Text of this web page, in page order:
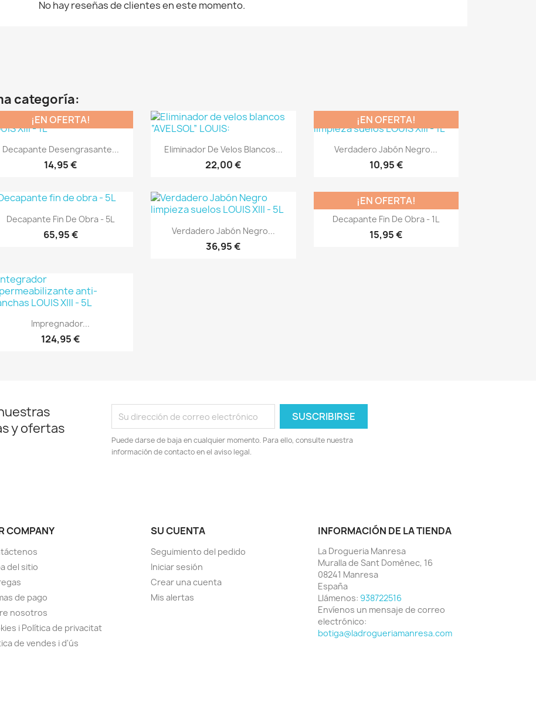
No hay reseñas de clientes en este momento.
categoría:
Vista rápida
Decapante Desengrasante...
14,95 €
¡EN OFERTA!
Vista rápida
Eliminador De Velos Blancos...
22,00 €
Vista rápida
Verdadero Jabón Negro...
10,95 €
¡EN OFERTA!
Vista rápida
Decapante Fin De Obra - 5L
65,95 € Vista rápida
Verdadero Jabón Negro...
36,95 €
Vista rápida
Decapante Fin De Obra - 1L
15,95 €
¡EN OFERTA!
Vista rápida
Impregnador...
124,95 €
y ofertas
Puede darse de baja en cualquier momento. Para ello, consulte nuestra
información de contacto en el aviso legal.
COMPANY
del sitio
de pago
nosotros
i Política de privacitat
de vendes i d'ús
SU CUENTA
Seguimiento del pedido
Iniciar sesión
Crear una cuenta
Mis alertas
INFORMACIÓN DE LA TIENDA
La Drogueria Manresa
Muralla de Sant Domènec, 16
08241 Manresa
España
Llámenos: 938722516
Envíenos un mensaje de correo
electrónico:
botiga@ladrogueriamanresa.com